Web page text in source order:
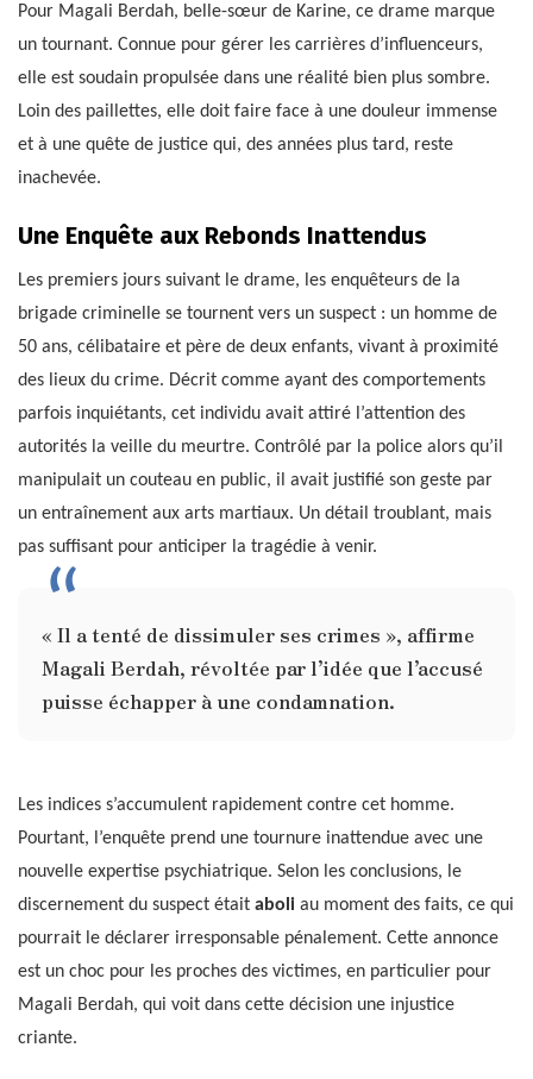
Pour Magali Berdah, belle-sœur de Karine, ce drame marque
un tournant. Connue pour gérer les carrières d’influenceurs,
elle est soudain propulsée dans une réalité bien plus sombre.
Loin des paillettes, elle doit faire face à une douleur immense
et à une quête de justice qui, des années plus tard, reste
inachevée.
Une Enquête aux Rebonds Inattendus
Les premiers jours suivant le drame, les enquêteurs de la
brigade criminelle se tournent vers un suspect : un homme de
50 ans, célibataire et père de deux enfants, vivant à proximité
des lieux du crime. Décrit comme ayant des comportements
parfois inquiétants, cet individu avait attiré l’attention des
autorités la veille du meurtre. Contrôlé par la police alors qu’il
manipulait un couteau en public, il avait justifié son geste par
un entraînement aux arts martiaux. Un détail troublant, mais
pas suffisant pour anticiper la tragédie à venir.
« Il a tenté de dissimuler ses crimes », affirme
Magali Berdah, révoltée par l’idée que l’accusé
puisse échapper à une condamnation.
Les indices s’accumulent rapidement contre cet homme.
Pourtant, l’enquête prend une tournure inattendue avec une
nouvelle expertise psychiatrique. Selon les conclusions, le
discernement du suspect était aboli au moment des faits, ce qui
pourrait le déclarer irresponsable pénalement. Cette annonce
est un choc pour les proches des victimes, en particulier pour
Magali Berdah, qui voit dans cette décision une injustice
criante.